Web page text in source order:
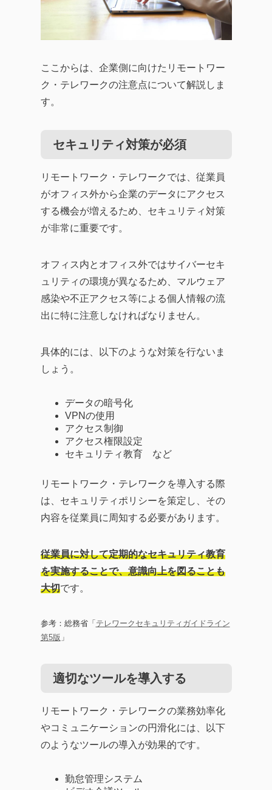
ここからは、企業側に向けたリモートワー
ク・テレワークの注意点について解説しま
す。
セキュリティ対策が必須
リモートワーク・テレワークでは、従業員
がオフィス外から企業のデータにアクセス
する機会が増えるため、セキュリティ対策
が非常に重要です。
オフィス内とオフィス外ではサイバーセキ
ュリティの環境が異なるため、マルウェア
感染や不正アクセス等による個人情報の流
出に特に注意しなければなりません。
具体的には、以下のような対策を行ないま
しょう。
データの暗号化
VPNの使用
アクセス制御
アクセス権限設定
セキュリティ教育 など
リモートワーク・テレワークを導入する際
は、セキュリティポリシーを策定し、その
内容を従業員に周知する必要があります。
従業員に対して定期的なセキュリティ教育
を実施することで、意識向上を図ることも
大切です。
参考：総務省「 テレワークセキュリティガイドライン
第5版 」
適切なツールを導入する
リモートワーク・テレワークの業務効率化
やコミュニケーションの円滑化には、以下
のようなツールの導入が効果的です。
勤怠管理システム